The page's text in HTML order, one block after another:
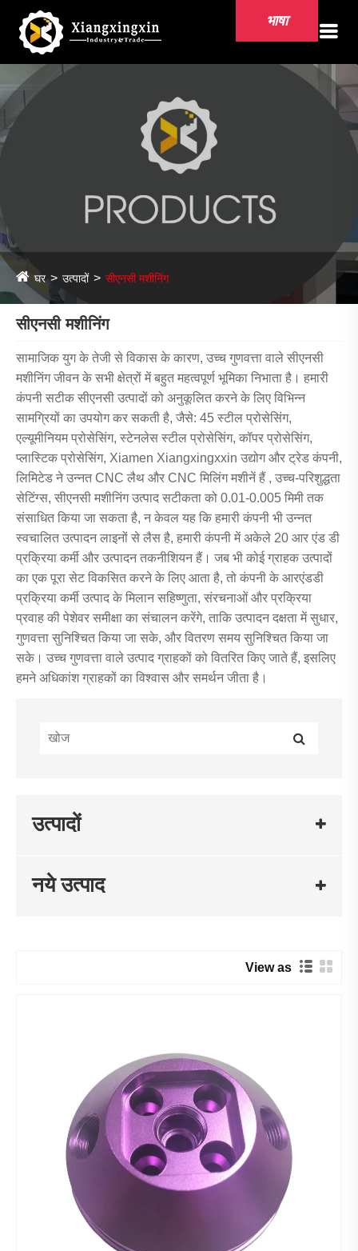
भाषा
घर उत्पादों सीएनसी मशीनिंग
सीएनसी मशीनिंग
सामाजिक युग के तेजी से विकास के कारण, उच्च गुणवत्ता वाले सीएनसी
मशीनिंग जीवन के सभी क्षेत्रों में बहुत महत्वपूर्ण भूमिका निभाता है। हमारी
कंपनी सटीक सीएनसी उत्पादों को अनुकूलित करने के लिए विभिन्न
सामग्रियों का उपयोग कर सकती है, जैसे: 45 स्टील प्रोसेसिंग,
एल्यूमीनियम प्रोसेसिंग, स्टेनलेस स्टील प्रोसेसिंग, कॉपर प्रोसेसिंग,
प्लास्टिक प्रोसेसिंग, Xiamen Xiangxingxxin उद्योग और ट्रेड कंपनी,
लिमिटेड ने उन्नत CNC लैथ और CNC मिलिंग मशीनें हैं , उच्च-परिशुद्धता
सेटिंग्स, सीएनसी मशीनिंग उत्पाद सटीकता को 0.01-0.005 मिमी तक
संसाधित किया जा सकता है, न केवल यह कि हमारी कंपनी भी उन्नत
स्वचालित उत्पादन लाइनों से लैस है, हमारी कंपनी में अकेले 20 आर एंड डी
प्रक्रिया कर्मी और उत्पादन तकनीशियन हैं। जब भी कोई ग्राहक उत्पादों
का एक पूरा सेट विकसित करने के लिए आता है, तो कंपनी के आरएंडडी
प्रक्रिया कर्मी उत्पाद के मिलान सहिष्णुता, संरचनाओं और प्रक्रिया
प्रवाह की पेशेवर समीक्षा का संचालन करेंगे, ताकि उत्पादन दक्षता में सुधार,
गुणवत्ता सुनिश्चित किया जा सके, और वितरण समय सुनिश्चित किया जा
सके। उच्च गुणवत्ता वाले उत्पाद ग्राहकों को वितरित किए जाते हैं, इसलिए
हमने अधिकांश ग्राहकों का विश्वास और समर्थन जीता है।
उत्पादों
नये उत्पाद
View as